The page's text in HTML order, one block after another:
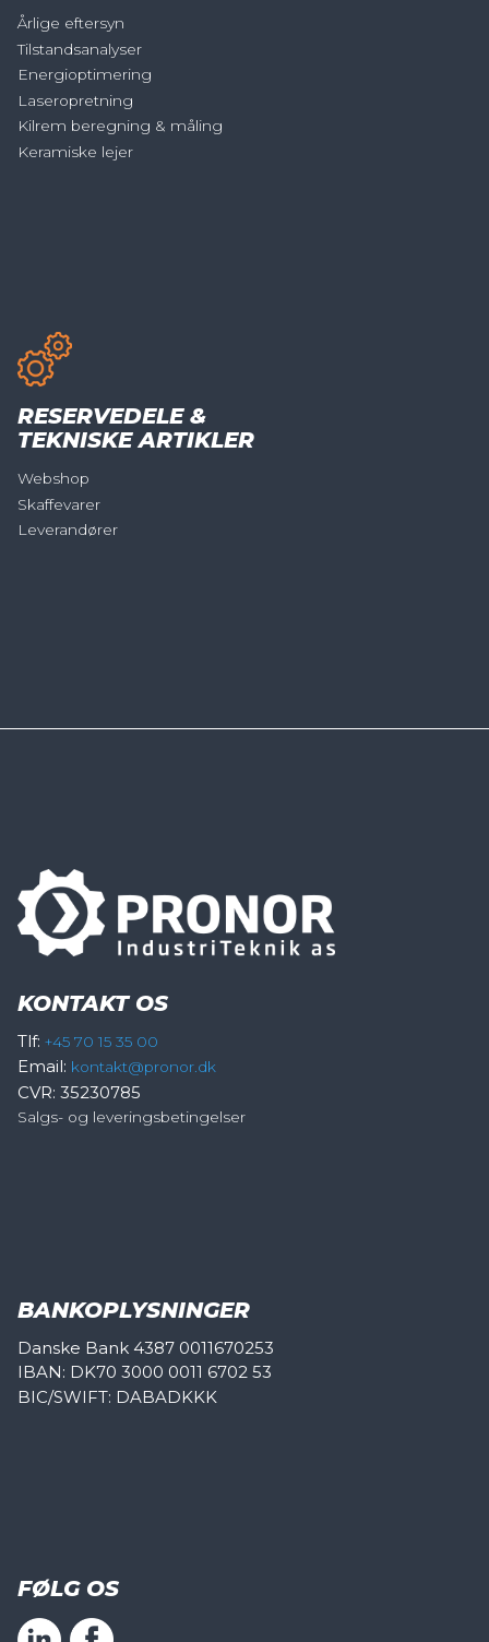
Årlige eftersyn
Tilstandsanalyser
Energioptimering
Laseropretning
Kilrem beregning & måling
Keramiske lejer
RESERVEDELE &
TEKNISKE ARTIKLER
Webshop
Skaffevarer
Leverandører
KONTAKT OS
Tlf: +45 70 15 35 00
Email: kontakt@pronor.dk
CVR: 35230785
Salgs- og leveringsbetingelser
BANKOPLYSNINGER
Danske Bank 4387 0011670253
IBAN: DK70 3000 0011 6702 53
BIC/SWIFT: DABADKKK
FØLG OS